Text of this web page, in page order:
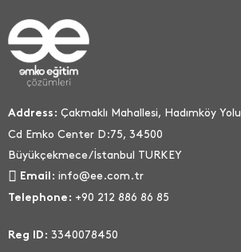
Address: Çakmaklı Mahallesi, Hadımköy Yolu
Cd Emko Center D:75, 34500
Büyükçekmece/İstanbul TURKEY
Email: info@ee.com.tr
Telephone: +90 212 886 86 85
Reg ID: 3340078450